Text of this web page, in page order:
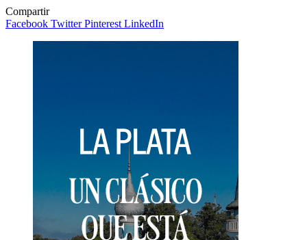
Compartir
Facebook TwitterPinterest LinkedIn